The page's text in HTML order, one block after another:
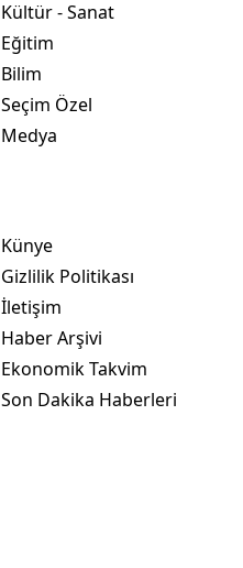
Kültür - Sanat
Eğitim
Bilim
Seçim Özel
Medya
Künye
Gizlilik Politikası
İletişim
Haber Arşivi
Ekonomik Takvim
Son Dakika Haberleri